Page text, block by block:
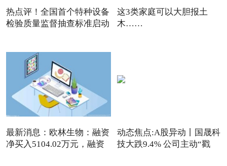
热点评！全国首个特种设备
检验质量监督抽查标准启动
这3类家庭可以大胆报土
木……
最新消息：欧林生物：融资
净买入5104.02万元，融资
动态焦点:A股异动丨国晟科
技大跌9.4% 公司主动“戳